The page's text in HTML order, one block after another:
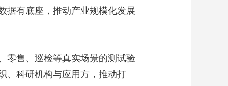
据有底座，推动产业规模化发展
售、巡检等真实场景的测试验
、科研机构与应用方，推动打